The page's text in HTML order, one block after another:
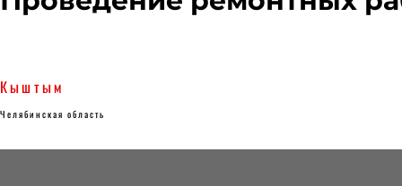
Кыштым
Челябинская область